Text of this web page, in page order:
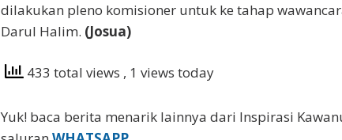
dilakukan pleno komisioner untuk ke tahap
Darul Halim. (Josua)
433 total views , 1 views today
Yuk! baca berita menarik lainnya dari Inspirasi